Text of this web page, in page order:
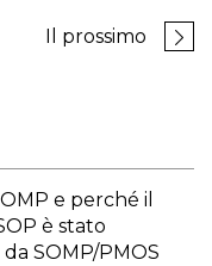
Il prossimo
e perché il
è stato
SOMP/PMOS